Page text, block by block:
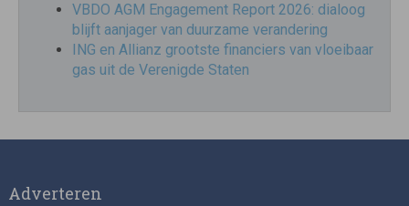
VBDO AGM Engagement Report 2026: dialoog
blijft aanjager van duurzame verandering
ING en Allianz grootste financiers van vloeibaar
gas uit de Verenigde Staten
Adverteren